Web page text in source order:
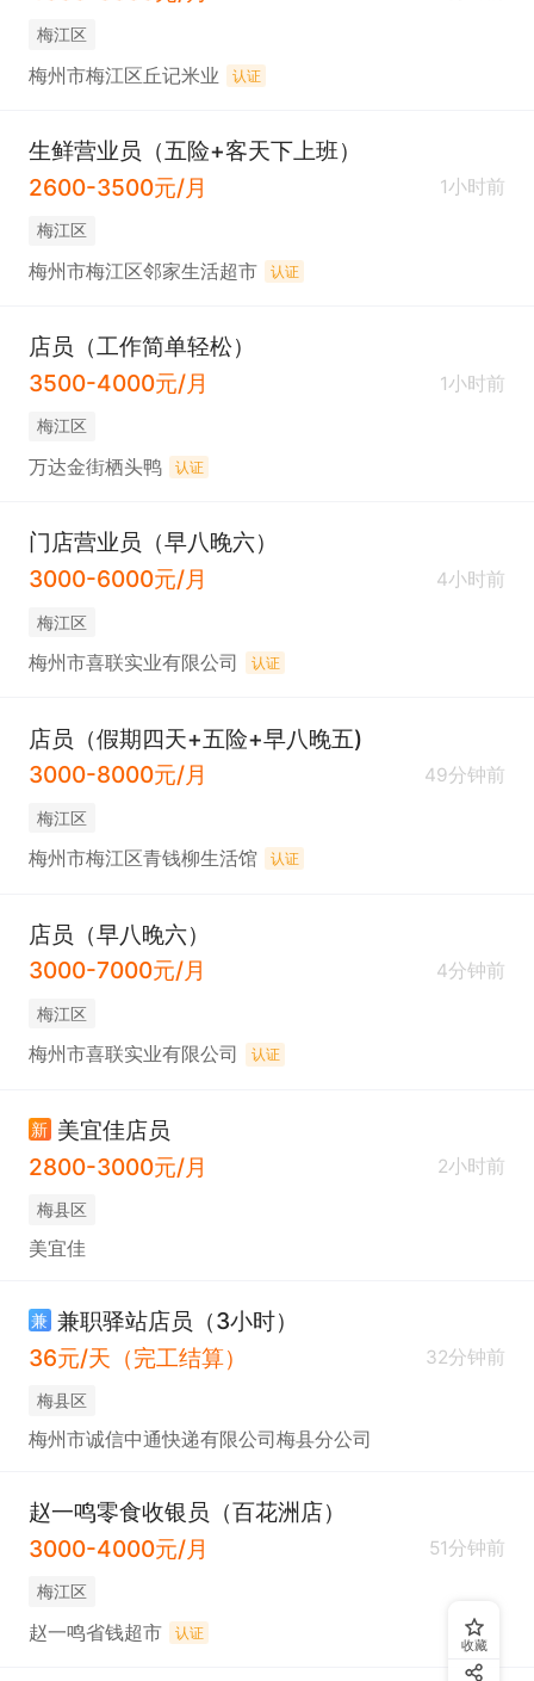
梅江区
梅州市梅江区丘记米业 认证
生鲜营业员（五险+客天下上班）
2600-3500元/月
1小时前
梅江区
梅州市梅江区邻家生活超市 认证
店员（工作简单轻松）
3500-4000元/月
1小时前
梅江区
万达金街栖头鸭 认证
门店营业员（早八晚六）
3000-6000元/月
4小时前
梅江区
梅州市喜联实业有限公司 认证
店员（假期四天+五险+早八晚五)
3000-8000元/月
49分钟前
梅江区
梅州市梅江区青钱柳生活馆 认证
店员（早八晚六）
3000-7000元/月
4分钟前
梅江区
梅州市喜联实业有限公司 认证
新 美宜佳店员
2800-3000元/月
2小时前
梅县区
美宜佳
兼 兼职驿站店员（3小时）
36元/天（完工结算）
32分钟前
梅县区
梅州市诚信中通快递有限公司梅县分公司
赵一鸣零食收银员（百花洲店）
3000-4000元/月
51分钟前
梅江区
赵一鸣省钱超市 认证
收藏